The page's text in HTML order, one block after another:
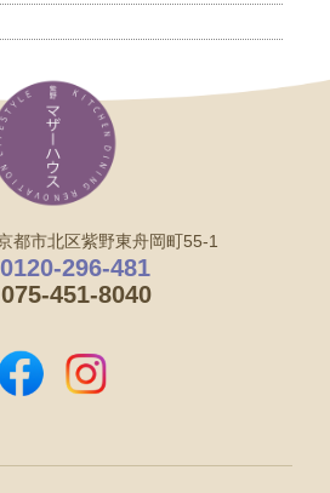
市北区紫野東舟岡町55-1
0120-296-481
075-451-8040